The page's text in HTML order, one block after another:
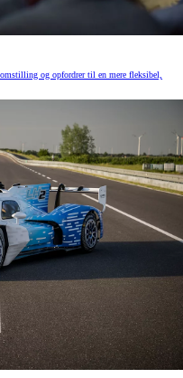
og opfordrer til en mere fleksibel,